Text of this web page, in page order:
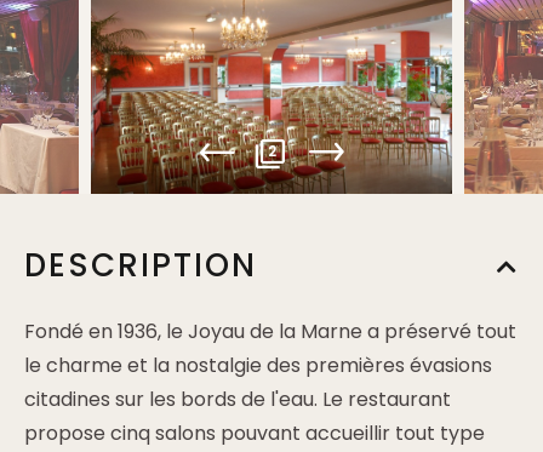
2
DESCRIPTION
Fondé en 1936, le Joyau de la Marne a préservé tout
le charme et la nostalgie des premières évasions
citadines sur les bords de l'eau. Le restaurant
propose cinq salons pouvant accueillir tout type